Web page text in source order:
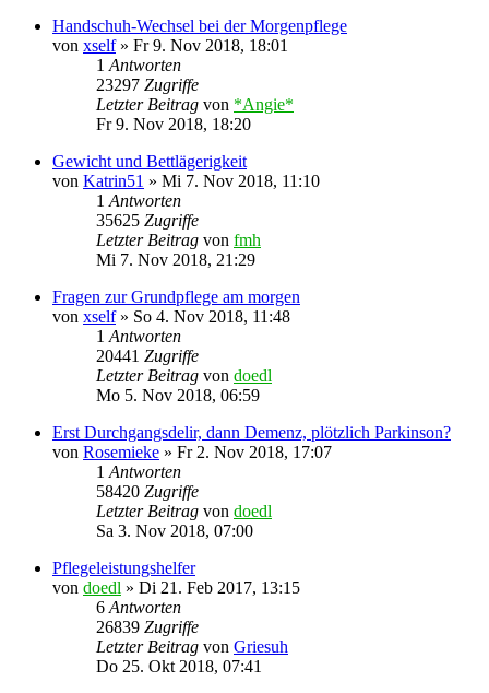
Handschuh-Wechsel bei der Morgenpflege
von xself» Fr 9. Nov 2018, 18:01
1 Antworten
23297 Zugriffe
Letzter Beitrag von *Angie*
Fr 9. Nov 2018, 18:20
Gewicht und Bettlägerigkeit
von Katrin51 » Mi 7. Nov 2018, 11:10
1 Antworten
35625 Zugriffe
Letzter Beitrag von fmh
Mi 7. Nov 2018, 21:29
Fragen zur Grundpflege am morgen
von xself» So 4. Nov 2018, 11:48
1 Antworten
20441 Zugriffe
Letzter Beitrag von doedl
Mo 5. Nov 2018, 06:59
Erst Durchgangsdelir, dann Demenz, plötzlich Parkinson?
von Rosemieke » Fr 2. Nov 2018, 17:07
1 Antworten
58420 Zugriffe
Letzter Beitrag von doedl
Sa 3. Nov 2018, 07:00
Pflegeleistungshelfer
von doedl » Di 21. Feb 2017, 13:15
6 Antworten
26839 Zugriffe
Letzter Beitrag von Griesuh
Do 25. Okt 2018, 07:41